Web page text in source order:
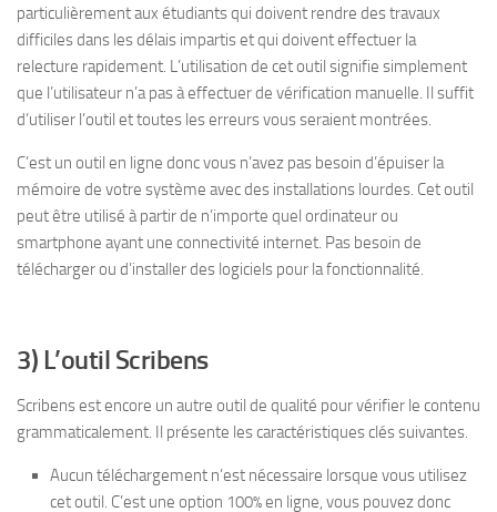
particulièrement aux étudiants qui doivent rendre des travaux
difficiles dans les délais impartis et qui doivent effectuer la
relecture rapidement. L’utilisation de cet outil signifie simplement
que l’utilisateur n’a pas à effectuer de vérification manuelle. Il suffit
d’utiliser l’outil et toutes les erreurs vous seraient montrées.
C’est un outil en ligne donc vous n’avez pas besoin d’épuiser la
mémoire de votre système avec des installations lourdes. Cet outil
peut être utilisé à partir de n’importe quel ordinateur ou
smartphone ayant une connectivité internet. Pas besoin de
télécharger ou d’installer des logiciels pour la fonctionnalité.
3) L’outil Scribens
Scribens est encore un autre outil de qualité pour vérifier le contenu
grammaticalement. Il présente les caractéristiques clés suivantes.
Aucun téléchargement n’est nécessaire lorsque vous utilisez
cet outil. C’est une option 100% en ligne, vous pouvez donc